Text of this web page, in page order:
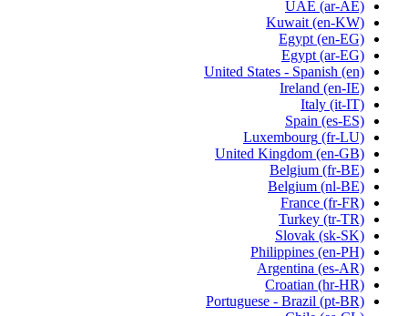
UAE (ar-AE)
Kuwait (en-KW)
Egypt (en-EG)
Egypt (ar-EG)
United States - Spanish (en)
Ireland (en-IE)
Italy (it-IT)
Spain (es-ES)
Luxembourg (fr-LU)
United Kingdom (en-GB)
Belgium (fr-BE)
Belgium (nl-BE)
France (fr-FR)
Turkey (tr-TR)
Slovak (sk-SK)
Philippines (en-PH)
Argentina (es-AR)
Croatian (hr-HR)
Portuguese - Brazil (pt-BR)